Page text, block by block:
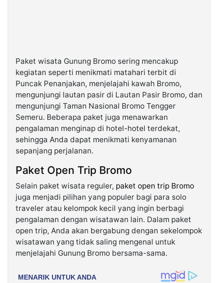
Paket wisata Gunung Bromo sering mencakup
kegiatan seperti menikmati matahari terbit di
Puncak Penanjakan, menjelajahi kawah Bromo,
mengunjungi lautan pasir di Lautan Pasir Bromo, dan
mengunjungi Taman Nasional Bromo Tengger
Semeru. Beberapa paket juga menawarkan
pengalaman menginap di hotel-hotel terdekat,
sehingga Anda dapat menikmati kenyamanan
sepanjang perjalanan.
Paket Open Trip Bromo
Selain paket wisata reguler, paket open trip Bromo
juga menjadi pilihan yang populer bagi para solo
traveler atau kelompok kecil yang ingin berbagi
pengalaman dengan wisatawan lain. Dalam paket
open trip, Anda akan bergabung dengan sekelompok
wisatawan yang tidak saling mengenal untuk
menjelajahi Gunung Bromo bersama-sama.